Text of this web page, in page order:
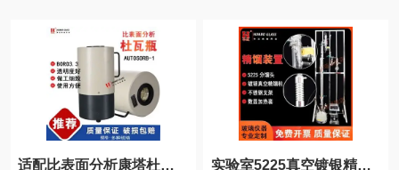
适配比表面分析康塔杜瓦瓶AUTOSORB-1 实验室5225真空镀银精馏装置